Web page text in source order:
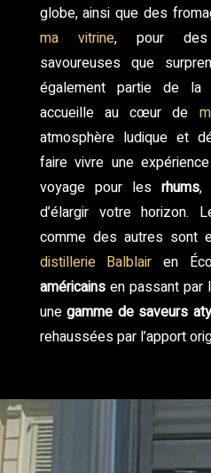
globe, ainsi que des
ma vitrine, pour des
savoureuses que
également partie de la
accueille au cœur de
atmosphère ludique et
faire vivre une
voyage pour lesrhums,
d’élargir votre horizon.
comme des autres sont
distillerie Balblair en
américainsen passant par
unegamme de saveurs
rehaussées par l’apport